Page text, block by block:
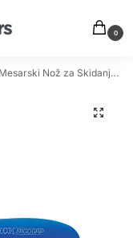
0
Mesarski Nož za Skidanje Kože Dick Ergo Grip 13cm